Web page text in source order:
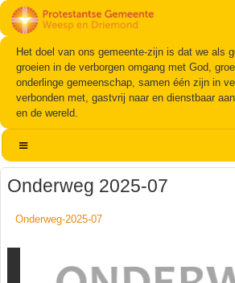
Het doel van ons gemeente-zijn is dat we als
groeien in de verborgen omgang met God,
onderlinge gemeenschap, samen één zijn in
verbonden met, gastvrij naar en dienstbaar
en de wereld.
Onderweg 2025-07
Onderweg-2025-07